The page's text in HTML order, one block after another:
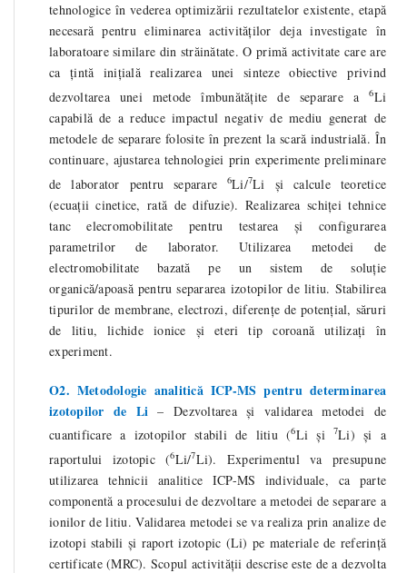
tehnologice în vederea optimizării rezultatelor existente, etapă
necesară pentru eliminarea activităților deja investigate în
laboratoare similare din străinătate. O primă activitate care are
ca țintă inițială realizarea unei sinteze obiective privind
dezvoltarea unei metode îmbunătățite de separare a6Li
capabilă de a reduce impactul negativ de mediu generat de
metodele de separare folosite în prezent la scară industrială. În
continuare, ajustarea tehnologiei prin experimente preliminare
de laborator pentru separare
6Li/7Li și calcule teoretice
(ecuații cinetice, rată de difuzie). Realizarea schiței tehnice
tanc elecromobilitate pentru testarea și configurarea
parametrilor de laborator. Utilizarea metodei de
electromobilitate bazată pe un sistem de soluție
organică/apoasă pentru separarea izotopilor de litiu. Stabilirea
tipurilor de membrane, electrozi, diferențe de potențial, săruri
de litiu, lichide ionice și eteri tip coroană utilizați în
experiment.
O2. Metodologie analitică ICP-MS pentru determinarea
izotopilor de Li – Dezvoltarea și validarea metodei de
cuantificare a izotopilor stabili de litiu (6Li și 7Li) și a
raportului izotopic (6Li/7Li). Experimentul va presupune
utilizarea tehnicii analitice ICP-MS individuale, ca parte
componentă a procesului de dezvoltare a metodei de separare a
ionilor de litiu. Validarea metodei se va realiza prin analize de
izotopi stabili și raport izotopic (Li) pe materiale de referință
certificate (MRC). Scopul activității descrise este de a dezvolta